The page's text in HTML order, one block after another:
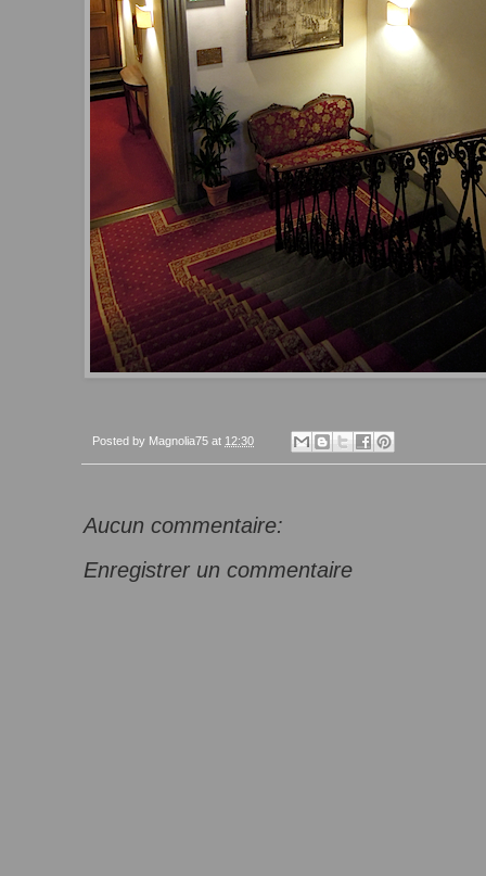
Posted by Magnolia75 at 12:30
Aucun commentaire:
Enregistrer un commentaire